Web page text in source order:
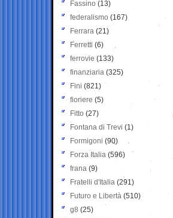
Fassino (13)
federalismo (167)
Ferrara (21)
Ferretti (6)
ferrovie (133)
finanziaria (325)
Fini (821)
fioriere (5)
Fitto (27)
Fontana di Trevi (1)
Formigoni (90)
Forza Italia (596)
frana (9)
Fratelli d'Italia (291)
Futuro e Libertà (510)
g8 (25)